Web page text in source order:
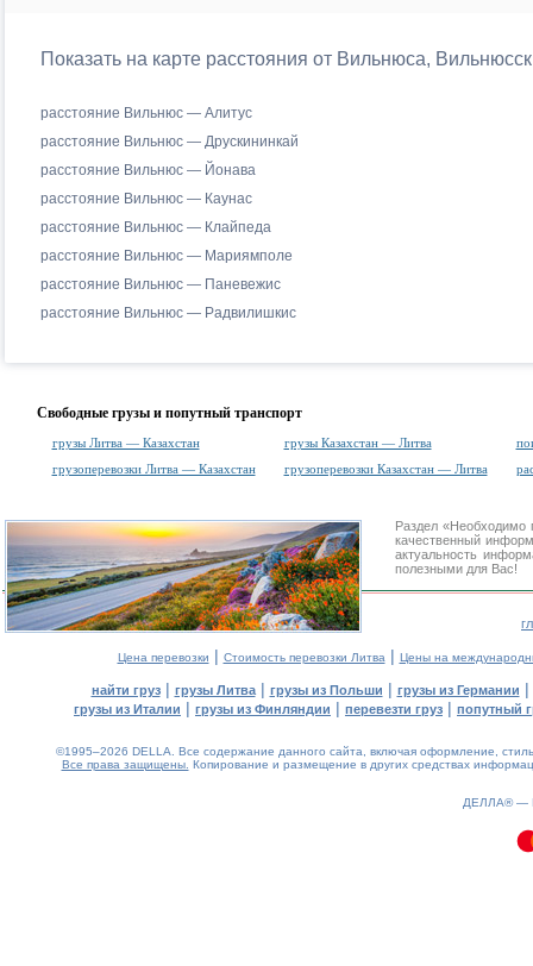
Показать на карте расстояния от Вильнюса,
расстояние Вильнюс — Алитус
расстояние Вильнюс — Друскининкай
расстояние Вильнюс — Йонава
расстояние Вильнюс — Каунас
расстояние Вильнюс — Клайпеда
расстояние Вильнюс — Мариямполе
расстояние Вильнюс — Паневежис
расстояние Вильнюс — Радвилишкис
Свободные грузы и попутный транспорт
грузы Литва — Казахстан грузы Казахстан — Литва
грузоперевозки Литва — Казахстан
грузоперевозки Казахстан — Литва
Раздел
качественный
актуальность
полезными для Вас!
Цена перевозки | Стоимость перевозки Литва | Цены на
найти груз| грузы Литва| грузы из Польши | грузы из Германии |
грузы из Италии | грузы из Финляндии | перевезти груз | попутный
©1995–2026 DELLA. Все содержание данного сайта, включая оформление,
Все права защищены. Копирование и размещение в других средствах
ДЕЛЛА® —